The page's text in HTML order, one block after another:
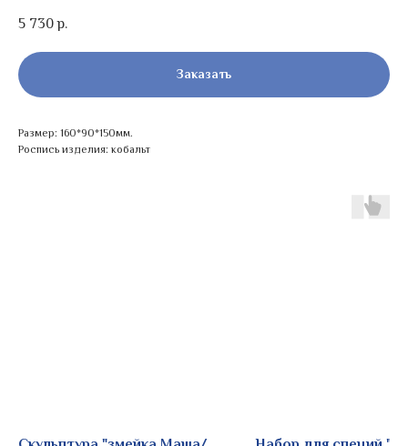
5 730 р.
Заказать
Размер: 160*90*150мм.
Роспись изделия: кобальт